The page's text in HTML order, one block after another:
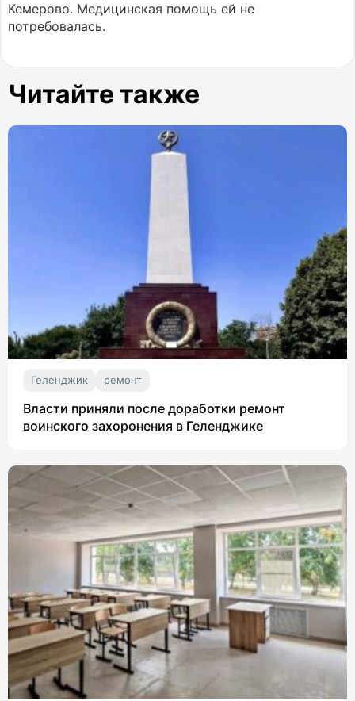
Кемерово. Медицинская помощь ей не
потребовалась.
Читайте также
Геленджик ремонт
Власти приняли после доработки ремонт
воинского захоронения в Геленджике